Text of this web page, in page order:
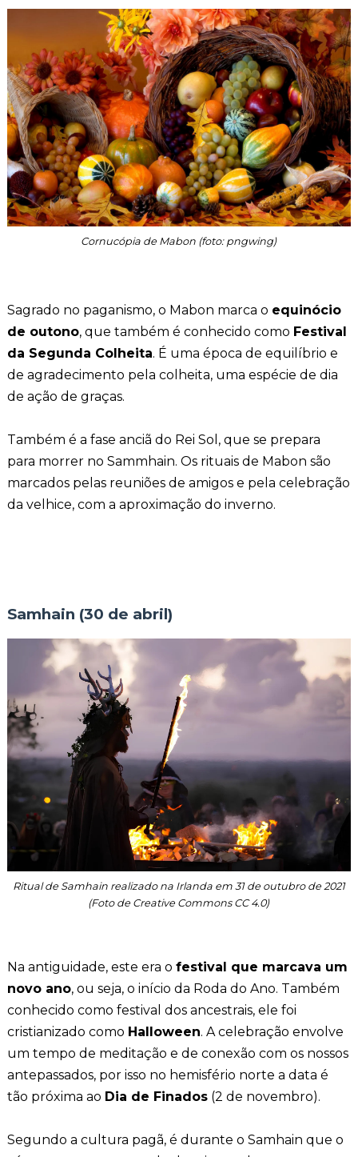
Cornucópia de Mabon (foto: pngwing)
Sagrado no paganismo, o Mabon marca o equinócio
de outono, que também é conhecido como Festival
da Segunda Colheita. É uma época de equilíbrio e
de agradecimento pela colheita, uma espécie de dia
de ação de graças.
Também é a fase anciã do Rei Sol, que se prepara
para morrer no Sammhain. Os rituais de Mabon são
marcados pelas reuniões de amigos e pela celebração
da velhice, com a aproximação do inverno.
Samhain (30 de abril)
Ritual de Samhain realizado na Irlanda em 31 de outubro de 2021
(Foto de Creative Commons CC 4.0)
Na antiguidade, este era o festival que marcava um
novo ano, ou seja, o início da Roda do Ano. Também
conhecido como festival dos ancestrais, ele foi
cristianizado como Halloween. A celebração envolve
um tempo de meditação e de conexão com os nossos
antepassados, por isso no hemisfério norte a data é
tão próxima ao Dia de Finados(2 de novembro).
Segundo a cultura pagã, é durante o Samhain que o